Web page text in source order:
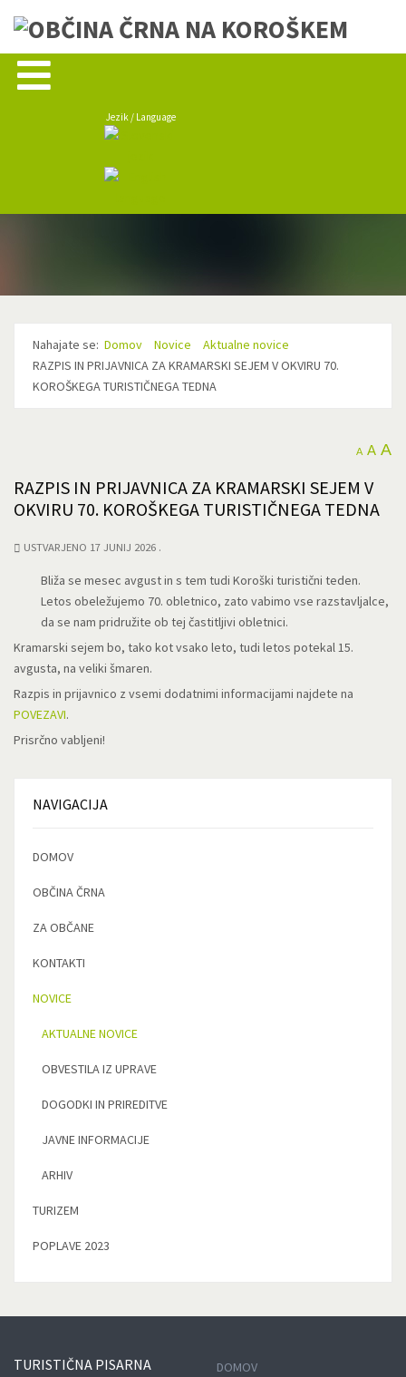
Jezik / Language
Nahajate se: Domov Novice
Aktualne novice
RAZPIS IN PRIJAVNICA ZA KRAMARSKI SEJEM V OKVIRU 70.
KOROŠKEGA TURISTIČNEGA TEDNA
A A A
RAZPIS IN PRIJAVNICA ZA KRAMARSKI SEJEM V
OKVIRU 70. KOROŠKEGA TURISTIČNEGA TEDNA
USTVARJENO 17 JUNIJ 2026
Bliža se mesec avgust in s tem tudi Koroški turistični teden.
Letos obeležujemo 70. obletnico, zato vabimo vse razstavljalce,
da se nam pridružite ob tej častitljivi obletnici.
Kramarski sejem bo, tako kot vsako leto, tudi letos potekal 15.
avgusta, na veliki šmaren.
Razpis in prijavnico z vsemi dodatnimi informacijami najdete na
POVEZAVI.
Prisrčno vabljeni!
NAVIGACIJA
DOMOV
OBČINA ČRNA
ZA OBČANE
KONTAKTI
NOVICE
AKTUALNE NOVICE
OBVESTILA IZ UPRAVE
DOGODKI IN PRIREDITVE
JAVNE INFORMACIJE
ARHIV
TURIZEM
POPLAVE 2023
TURISTIČNA PISARNA DOMOV